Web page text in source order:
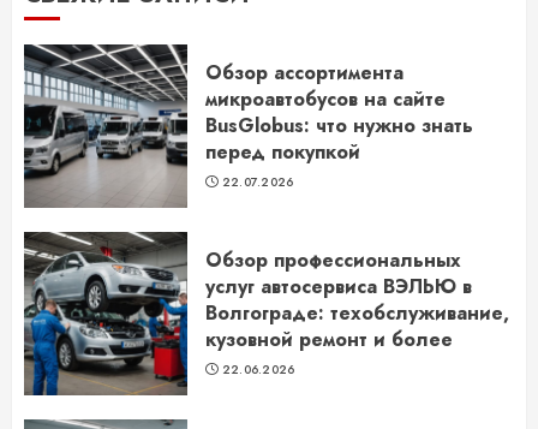
Обзор ассортимента
микроавтобусов на сайте
BusGlobus: что нужно знать
перед покупкой
22.07.2026
Обзор профессиональных
услуг автосервиса ВЭЛЬЮ в
Волгограде: техобслуживание,
кузовной ремонт и более
22.06.2026